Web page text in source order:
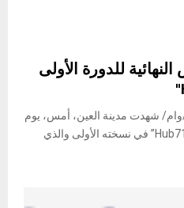
للدورة الأولى
العين في 8 يوليو /وام/ شهدت مدينة العين، أمس، يوم
العروض التقديمية لبرنامج “مزن Hub71” في نسخته الأولى والذي